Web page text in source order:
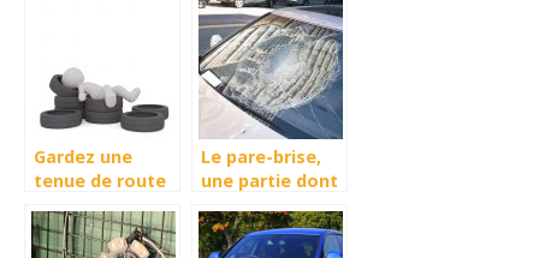
rechange pour
votre véhicule ?
Gardez une
tenue de route
avec des pneus
hiver
Le pare-brise,
une partie dont
soin : voici
pourquoi !